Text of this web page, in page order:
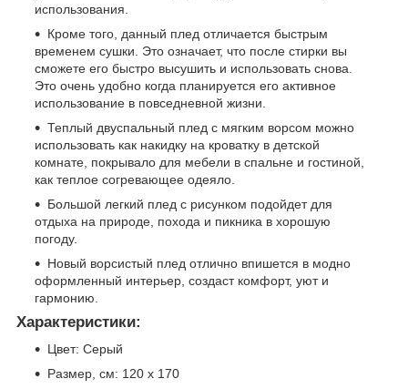
использования.
Кроме того, данный плед отличается быстрым
временем сушки. Это означает, что после стирки вы
сможете его быстро высушить и использовать снова.
Это очень удобно когда планируется его активное
использование в повседневной жизни.
Теплый двуспальный плед с мягким ворсом можно
использовать как накидку на кроватку в детской
комнате, покрывало для мебели в спальне и гостиной,
как теплое согревающее одеяло.
Большой легкий плед с рисунком подойдет для
отдыха на природе, похода и пикника в хорошую
погоду.
Новый ворсистый плед отлично впишется в модно
оформленный интерьер, создаст комфорт, уют и
гармонию.
Характеристики:
Цвет: Серый
Размер, см: 120 х 170